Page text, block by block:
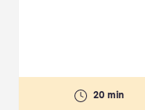
20 min